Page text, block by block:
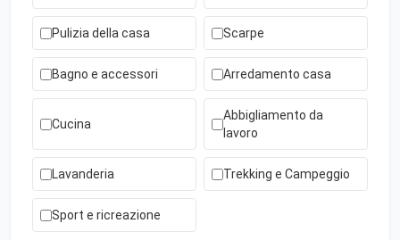
Pulizia della casa Scarpe
Bagno e accessori Arredamento casa
Cucina
Abbigliamento da
lavoro
Lavanderia Trekking e Campeggio
Sport e ricreazione